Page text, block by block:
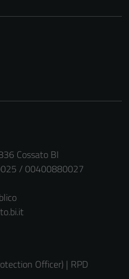
Cossato BI
/ 00400880027
Officer) | RPD